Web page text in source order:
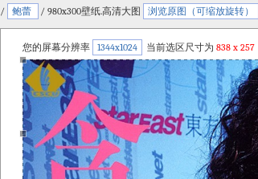
/ 鲍蕾 / 980x300壁纸.高清大图 浏览原图（可缩放旋转）
您的屏幕分辨率 1344x1024 当前选区尺寸为 838 x 257